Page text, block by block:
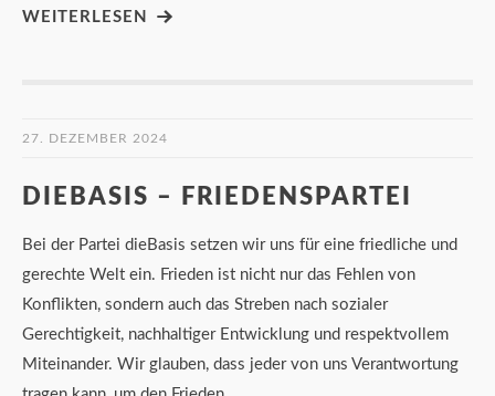
WEITERLESEN
27. DEZEMBER 2024
DIEBASIS – FRIEDENSPARTEI
Bei der Partei dieBasis setzen wir uns für eine friedliche und
gerechte Welt ein. Frieden ist nicht nur das Fehlen von
Konflikten, sondern auch das Streben nach sozialer
Gerechtigkeit, nachhaltiger Entwicklung und respektvollem
Miteinander. Wir glauben, dass jeder von uns Verantwortung